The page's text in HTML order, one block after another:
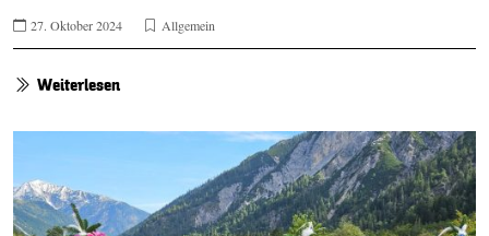
27. Oktober 2024 Allgemein
Weiterlesen